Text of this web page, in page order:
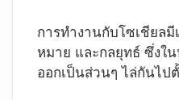
การทำงานกับโซเชียลมี
หมาย และกลยุทธ์ ซึ่งใ
ออกเป็นส่วนๆ ไล่กันไป